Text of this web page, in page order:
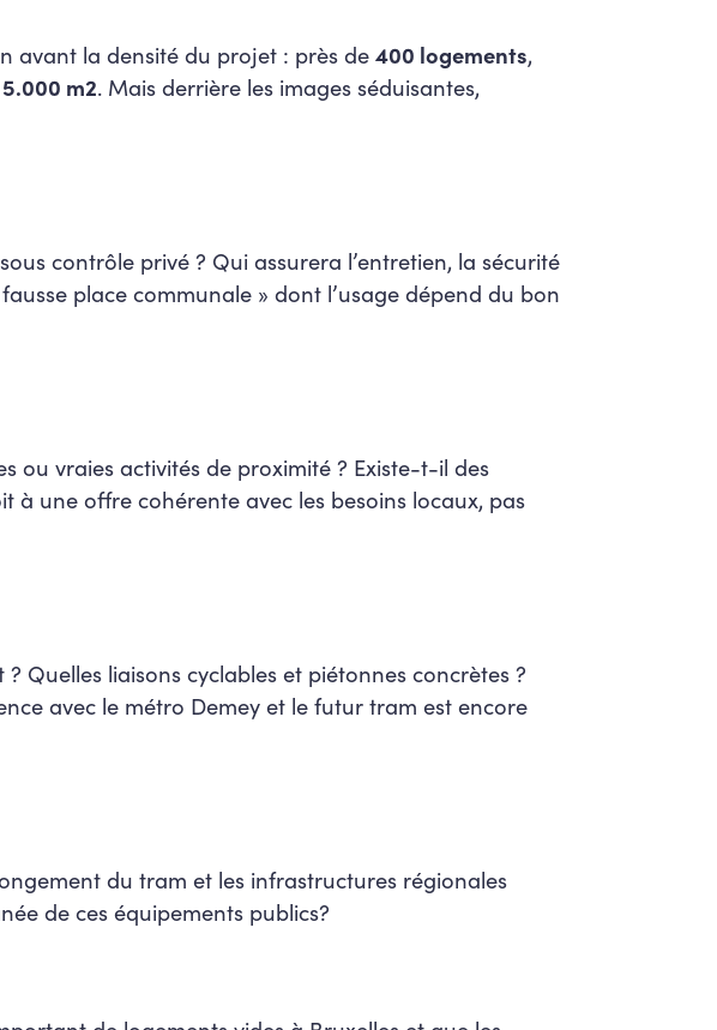
avant la densité du projet : près de400 logements,
m2. Mais derrière les images séduisantes,
contrôle privé ? Qui assurera l’entretien, la sécurité
place communale » dont l’usage dépend du bon
ou vraies activités de proximité ? Existe-t-il des
à une offre cohérente avec les besoins locaux, pas
Quelles liaisons cyclables et piétonnes concrètes ?
avec le métro Demey et le futur tram est encore
du tram et les infrastructures régionales
de ces équipements publics?